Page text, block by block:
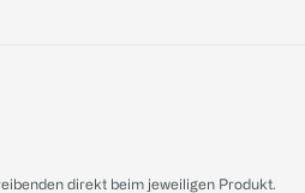
direkt beim jeweiligen Produkt.